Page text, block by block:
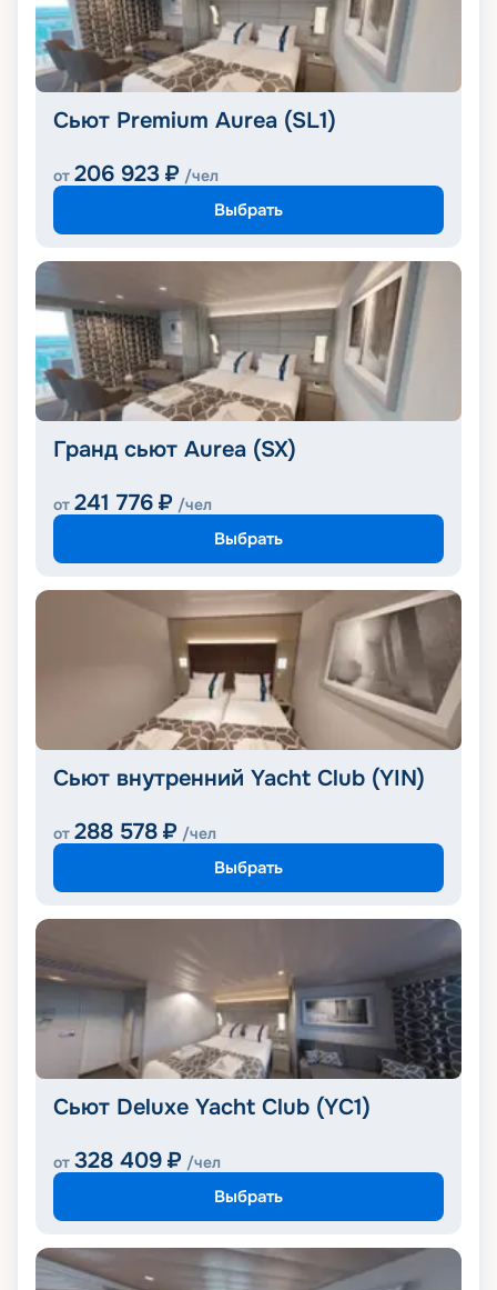
Сьют Premium Aurea (SL1)
от 206 923 ₽ /чел
Выбрать
Гранд сьют Aurea (SX)
от 241 776 ₽ /чел
Выбрать
Сьют внутренний Yacht Club (YIN)
от 288 578 ₽ /чел
Выбрать
Сьют Deluxe Yacht Club (YC1)
от 328 409 ₽ /чел
Выбрать